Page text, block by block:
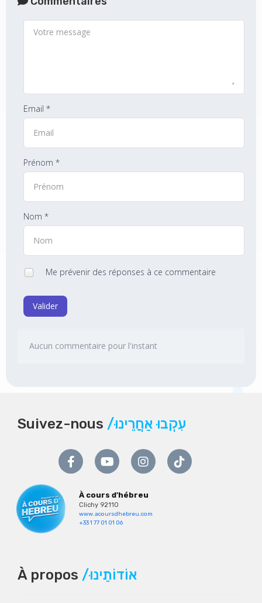
Email *
Prénom *
Nom *
Me prévenir des réponses à ce commentaire
Valider
Aucun commentaire pour l'instant
Suivez-nous /עִקְבוּ אַחֲרֵינוּ
À cours d'hébreu
Clichy 92110
www.acoursdhebreu.com
+33 1 77 01 01 06
À propos /אוֹדוֹתֵינוּ